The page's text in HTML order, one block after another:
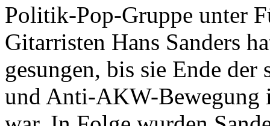
Politik-Pop-Gruppe unter
Gitarristen Hans Sanders
gesungen, bis sie Ende
und Anti-AKW-Bewegung